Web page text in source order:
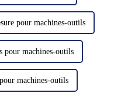
pour machines-outils
pour machines-outils
machines-outils